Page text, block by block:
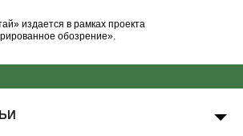
издается в рамках проекта
обозрение».